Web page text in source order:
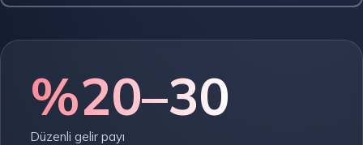
%20–30
Düzenli gelir payı